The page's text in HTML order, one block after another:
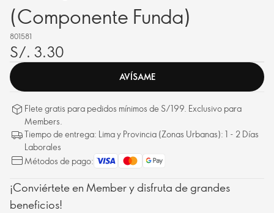
(Componente Funda)
801581
S/. 3.30
AVÍSAME
Flete gratis para pedidos mínimos de S/199. Exclusivo para
Members.
Tiempo de entrega: Lima y Provincia (Zonas Urbanas): 1 - 2 Días
Laborales
Métodos de pago:
¡Conviértete en Member y disfruta de grandes
beneficios!